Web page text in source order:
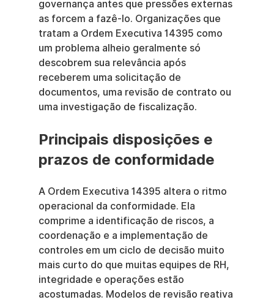
governança antes que pressões externas
as forcem a fazê-lo. Organizações que
tratam a Ordem Executiva 14395 como
um problema alheio geralmente só
descobrem sua relevância após
receberem uma solicitação de
documentos, uma revisão de contrato ou
uma investigação de fiscalização.
Principais disposições e
prazos de conformidade
A Ordem Executiva 14395 altera o ritmo
operacional da conformidade. Ela
comprime a identificação de riscos, a
coordenação e a implementação de
controles em um ciclo de decisão muito
mais curto do que muitas equipes de RH,
integridade e operações estão
acostumadas. Modelos de revisão reativa